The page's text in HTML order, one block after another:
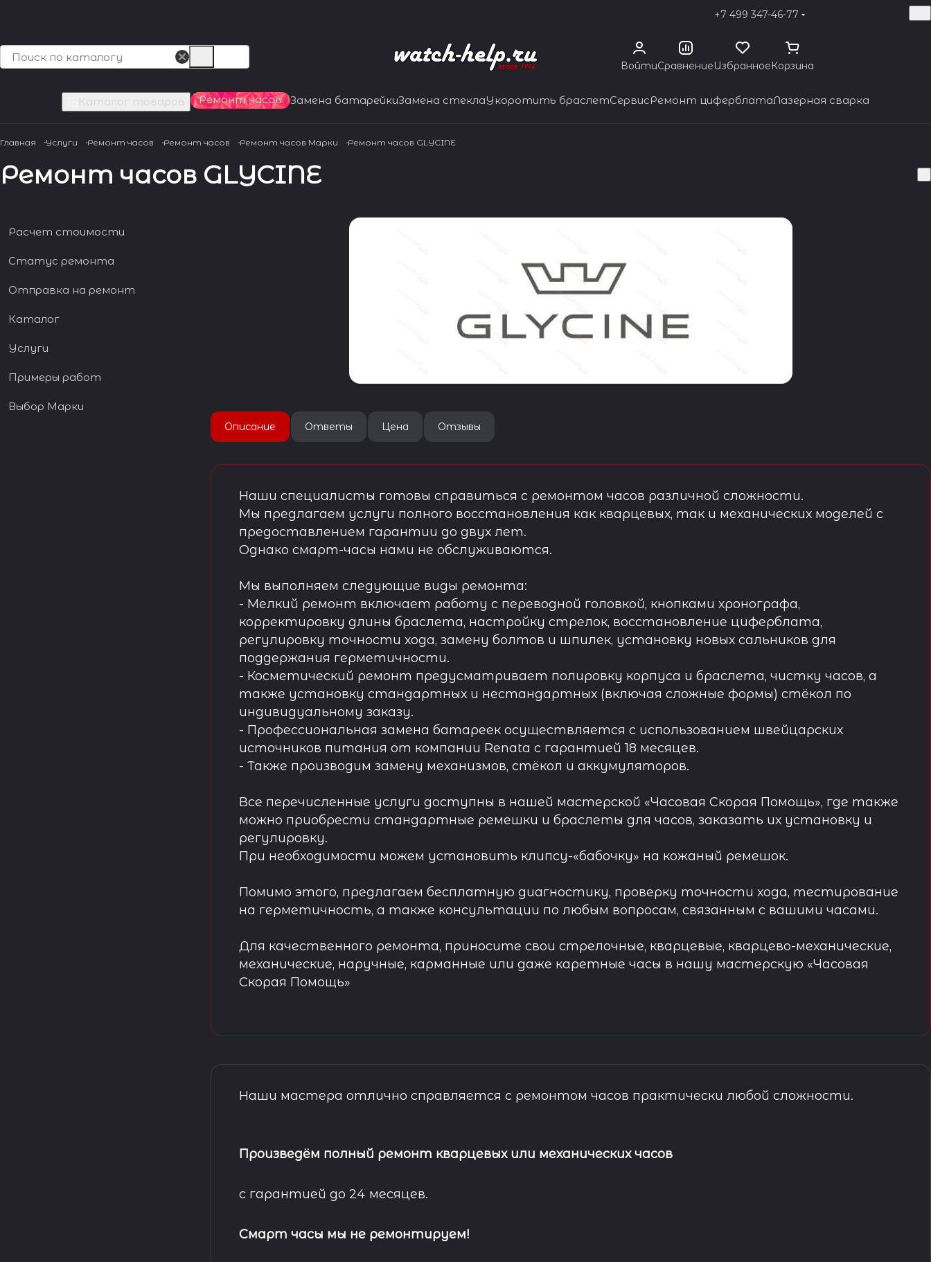
+7 499 347-46-77
ВойтиСравнениеИзбранноеКорзина
Каталог товаров Ремонт часов Замена батарейкиЗамена стеклаУкоротить браслетСервисРемонт циферблатаЛазерная сварка
Главная Услуги Ремонт часов Ремонт часов Ремонт часов Марки Ремонт часов GLYCINE
Ремонт часов GLYCINE
Описание Ответы Цена Отзывы
Наши специалисты готовы справиться с ремонтом часов различной сложности.
Мы предлагаем услуги полного восстановления как кварцевых, так и механических моделей с
предоставлением гарантии до двух лет.
Однако смарт-часы нами не обслуживаются.
Мы выполняем следующие виды ремонта:
- Мелкий ремонт включает работу с переводной головкой, кнопками хронографа,
корректировку длины браслета, настройку стрелок, восстановление циферблата,
регулировку точности хода, замену болтов и шпилек, установку новых сальников для
поддержания герметичности.
- Косметический ремонт предусматривает полировку корпуса и браслета, чистку часов, а
также установку стандартных и нестандартных (включая сложные формы) стёкол по
индивидуальному заказу.
- Профессиональная замена батареек осуществляется с использованием швейцарских
источников питания от компании Renata с гарантией 18 месяцев.
- Также производим замену механизмов, стёкол и аккумуляторов.
Все перечисленные услуги доступны в нашей мастерской «Часовая Скорая Помощь», где также
можно приобрести стандартные ремешки и браслеты для часов, заказать их установку и
регулировку.
При необходимости можем установить клипсу-«бабочку» на кожаный ремешок.
Помимо этого, предлагаем бесплатную диагностику, проверку точности хода, тестирование
на герметичность, а также консультации по любым вопросам, связанным с вашими часами.
Для качественного ремонта, приносите свои стрелочные, кварцевые, кварцево-механические,
механические, наручные, карманные или даже каретные часы в нашу мастерскую «Часовая
Скорая Помощь»
Наши мастера отлично справляется с ремонтом часов практически любой сложности.
Произведём полный ремонт кварцевых или механических часов
с гарантией до 24 месяцев.
Смарт часы мы не ремонтируем!
Расчет стоимости
Статус ремонта
Отправка на ремонт
Каталог
Услуги
Примеры работ
Выбор Марки